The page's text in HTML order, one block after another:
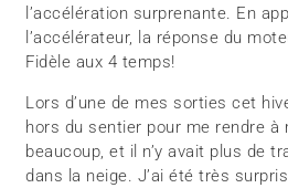
l’accélération surprenante. En
l’accélérateur, la réponse du
Fidèle aux 4 temps!
Lors d’une de mes sorties cet
hors du sentier pour me rendre à
beaucoup, et il n’y avait plus de
dans la neige. J’ai été très